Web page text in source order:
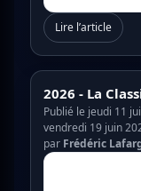
Lire l’article
2026 - La
Publié le jeudi 11
vendredi 19 juin
par Frédéric